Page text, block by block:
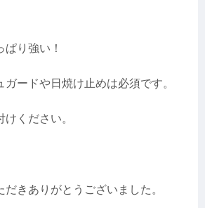
り強い！
ードや日焼け止めは必須です。
ください。
きありがとうございました。